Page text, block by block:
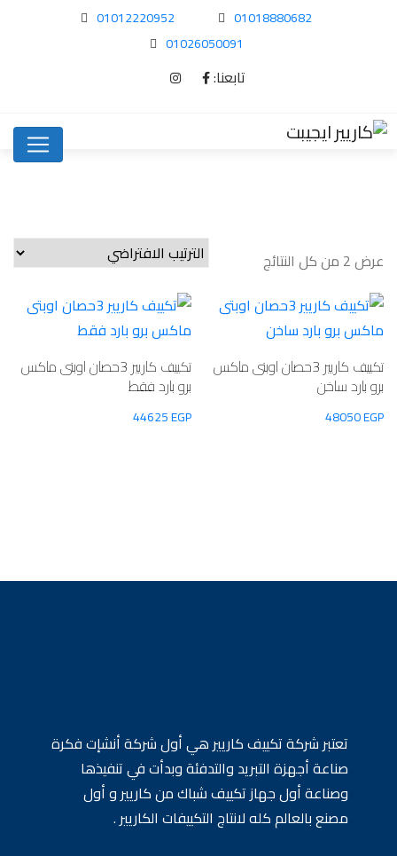
01018880682
01012220952
01026050091
تابعنا:
عرض ⁦2⁩ من كل النتائج
تكييف كاريير 3حصان اوبتى ماكس
برو بارد ساخن
48050EGP
تكييف كاريير 3حصان اوبتى ماكس
برو بارد فقط
44625EGP
تعتبر شركة تكييف كاريير هي أول شركة أنشإت فكرة
صناعة أجهزة التبريد والتدفئة وبدأت في تنفيذها
وصناعة أول جهاز تكييف شباك من كاريير و أول
مصنع بالعالم كله لانتاج التكييفات الكاريير .